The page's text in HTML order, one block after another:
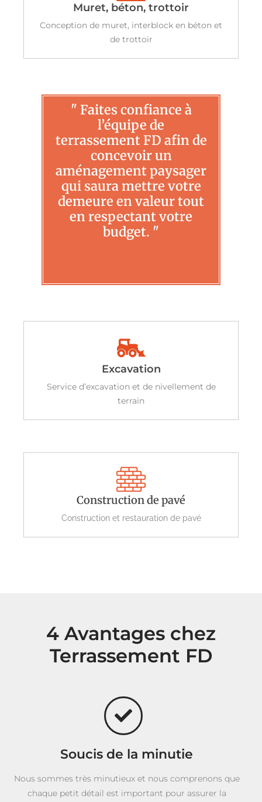
Muret, béton, trottoir
Conception de muret, interblock en béton et
de trottoir
" Faites confiance à
l’équipe de
terrassement FD afin de
concevoir un
aménagement paysager
qui saura mettre votre
demeure en valeur tout
en respectant votre
budget. "
Excavation
Service d’excavation et de nivellement de
terrain
Construction de pavé
Construction et restauration de pavé
4 Avantages chez
Terrassement FD
Soucis de la minutie
Nous sommes très minutieux et nous comprenons que
chaque petit détail est important pour assurer la